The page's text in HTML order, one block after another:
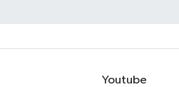
Youtube